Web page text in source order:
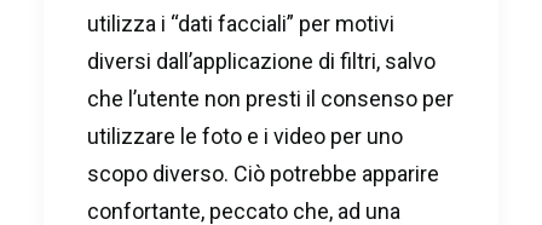
utilizza i “dati facciali” per motivi
diversi dall’applicazione di filtri, salvo
che l’utente non presti il consenso per
utilizzare le foto e i video per uno
scopo diverso. Ciò potrebbe apparire
confortante, peccato che, ad una